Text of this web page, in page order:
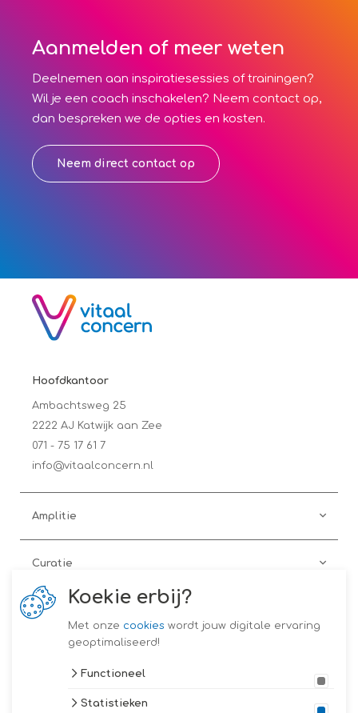
Aanmelden of meer weten
Deelnemen aan inspiratiesessies of trainingen?
Wil je een coach inschakelen? Neem contact op,
dan bespreken we de opties en kosten.
Neem direct contact op
Hoofdkantoor
Ambachtsweg 25
2222 AJ Katwijk aan Zee
071 - 75 17 61 7
info@vitaalconcern.nl
Amplitie
Curatie
Preventie
Vitaal Concern
Koekie erbij?
Met onze cookies wordt jouw digitale ervaring
geoptimaliseerd!
Functioneel
Statistieken